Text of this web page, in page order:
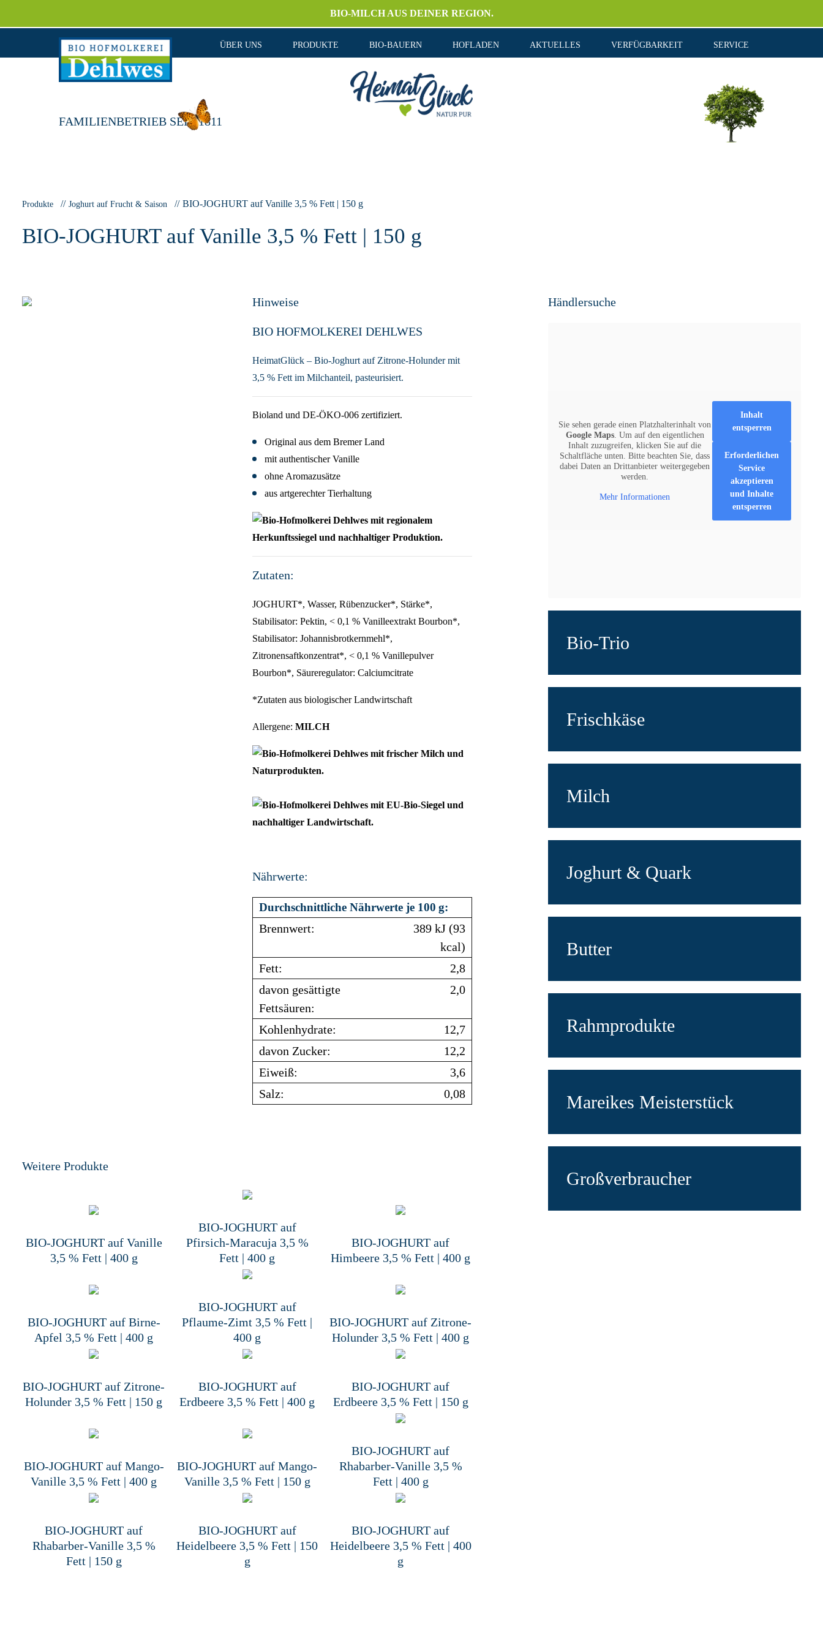
BIO-MILCH AUS DEINER REGION.
ÜBER UNS PRODUKTE BIO-BAUERN HOFLADEN AKTUELLES VERFÜGBARKEIT SERVICE
FAMILIENBETRIEB SEIT 1811
Produkte Joghurt auf Frucht & Saison BIO-JOGHURT auf Vanille 3,5 % Fett | 150 g
BIO-JOGHURT auf Vanille 3,5 % Fett | 150 g
Hinweise
BIO HOFMOLKEREI DEHLWES
HeimatGlück – Bio-Joghurt auf Zitrone-Holunder mit
3,5 % Fett im Milchanteil, pasteurisiert.
Bioland und DE-ÖKO-006 zertifiziert.
Original aus dem Bremer Land
mit authentischer Vanille
ohne Aromazusätze
aus artgerechter Tierhaltung
Zutaten:
JOGHURT*, Wasser, Rübenzucker*, Stärke*,
Stabilisator: Pektin, < 0,1 % Vanilleextrakt Bourbon*,
Stabilisator: Johannisbrotkernmehl*,
Zitronensaftkonzentrat*, < 0,1 % Vanillepulver
Bourbon*, Säureregulator: Calciumcitrate
*Zutaten aus biologischer Landwirtschaft
Allergene: MILCH
Nährwerte:
Durchschnittliche Nährwerte je 100 g:
Brennwert:
389 kJ (93
kcal)
Fett:
2,8
davon gesättigte
Fettsäuren:
2,0
Kohlenhydrate:
12,7
davon Zucker:
12,2
Eiweiß:
3,6
Salz:
0,08
Weitere Produkte
BIO-JOGHURT auf Vanille
3,5 % Fett | 400 g
BIO-JOGHURT auf
Pfirsich-Maracuja 3,5 %
Fett | 400 g
BIO-JOGHURT auf
Himbeere 3,5 % Fett | 400 g
BIO-JOGHURT auf Birne-
Apfel 3,5 % Fett | 400 g
BIO-JOGHURT auf
Pflaume-Zimt 3,5 % Fett |
400 g
BIO-JOGHURT auf Zitrone-
Holunder 3,5 % Fett | 400 g
BIO-JOGHURT auf Zitrone-
Holunder 3,5 % Fett | 150 g
BIO-JOGHURT auf
Erdbeere 3,5 % Fett | 400 g
BIO-JOGHURT auf
Erdbeere 3,5 % Fett | 150 g
BIO-JOGHURT auf Mango-
Vanille 3,5 % Fett | 400 g
BIO-JOGHURT auf Mango-
Vanille 3,5 % Fett | 150 g
BIO-JOGHURT auf
Rhabarber-Vanille 3,5 %
Fett | 400 g
BIO-JOGHURT auf
Rhabarber-Vanille 3,5 %
Fett | 150 g
BIO-JOGHURT auf
Heidelbeere 3,5 % Fett | 150
g
BIO-JOGHURT auf
Heidelbeere 3,5 % Fett | 400
g
Händlersuche
Sie sehen gerade einen Platzhalterinhalt von
Google Maps. Um auf den eigentlichen
Inhalt zuzugreifen, klicken Sie auf die
Schaltfläche unten. Bitte beachten Sie, dass
dabei Daten an Drittanbieter weitergegeben
werden.
Mehr Informationen
Inhalt
entsperren
Erforderlichen
Service
akzeptieren
und Inhalte
entsperren
Bio-Trio
Frischkäse
Milch
Joghurt & Quark
Butter
Rahmprodukte
Mareikes Meisterstück
Großverbraucher